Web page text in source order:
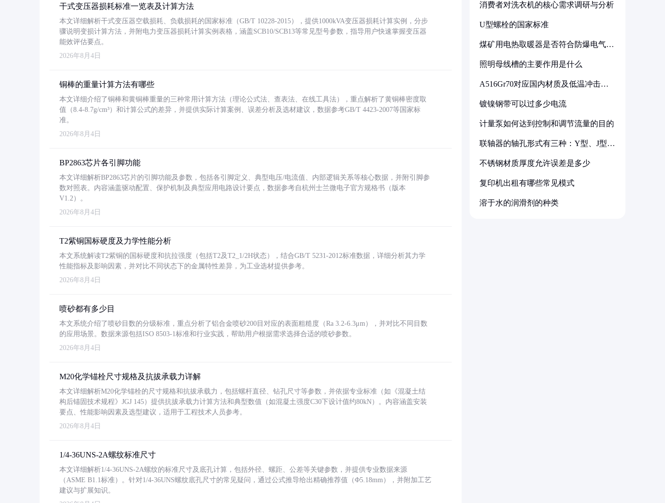
干式变压器损耗标准一览表及计算方法
本文详细解析干式变压器空载损耗、负载损耗的国家标准（GB/T 10228-2015），提供1000kVA变压器损耗计算实例，分步
骤说明变损计算方法，并附电力变压器损耗计算实例表格，涵盖SCB10/SCB13等常见型号参数，指导用户快速掌握变压器
能效评估要点。
2026年8月4日
铜棒的重量计算方法有哪些
本文详细介绍了铜棒和黄铜棒重量的三种常用计算方法（理论公式法、查表法、在线工具法），重点解析了黄铜棒密度取
值（8.4-8.7g/cm³）和计算公式的差异，并提供实际计算案例、误差分析及选材建议，数据参考GB/T 4423-2007等国家标
准。
2026年8月4日
BP2863芯片各引脚功能
本文详细解析BP2863芯片的引脚功能及参数，包括各引脚定义、典型电压/电流值、内部逻辑关系等核心数据，并附引脚参
数对照表。内容涵盖驱动配置、保护机制及典型应用电路设计要点，数据参考自杭州士兰微电子官方规格书（版本
V1.2）。
2026年8月4日
T2紫铜国标硬度及力学性能分析
本文系统解读T2紫铜的国标硬度和抗拉强度（包括T2及T2_1/2H状态），结合GB/T 5231-2012标准数据，详细分析其力学
性能指标及影响因素，并对比不同状态下的金属特性差异，为工业选材提供参考。
2026年8月4日
喷砂都有多少目
本文系统介绍了喷砂目数的分级标准，重点分析了铝合金喷砂200目对应的表面粗糙度（Ra 3.2-6.3μm），并对比不同目数
的应用场景。数据来源包括ISO 8503-1标准和行业实践，帮助用户根据需求选择合适的喷砂参数。
2026年8月4日
M20化学锚栓尺寸规格及抗拔承载力详解
本文详细解析M20化学锚栓的尺寸规格和抗拔承载力，包括螺杆直径、钻孔尺寸等参数，并依据专业标准（如《混凝土结
构后锚固技术规程》JGJ 145）提供抗拔承载力计算方法和典型数值（如混凝土强度C30下设计值约80kN）。内容涵盖安装
要点、性能影响因素及选型建议，适用于工程技术人员参考。
2026年8月4日
1/4-36UNS-2A螺纹标准尺寸
本文详细解析1/4-36UNS-2A螺纹的标准尺寸及底孔计算，包括外径、螺距、公差等关键参数，并提供专业数据来源
（ASME B1.1标准）。针对1/4-36UNS螺纹底孔尺寸的常见疑问，通过公式推导给出精确推荐值（Φ5.18mm），并附加工艺
建议与扩展知识。
消费者对洗衣机的核心需求调研与分析
U型螺栓的国家标准
煤矿用电热取暖器是否符合防爆电气设
照明母线槽的主要作用是什么
A516Gr70对应国内材质及低温冲击要
镀镍钢带可以过多少电流
计量泵如何达到控制和调节流量的目的
联轴器的轴孔形式有三种：Y型、J型、
不锈钢材质厚度允许误差是多少
复印机出租有哪些常见模式
溶于水的润滑剂的种类